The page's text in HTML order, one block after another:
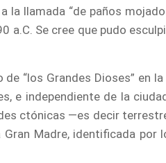
la llamada “de paños
a.C. Se cree que pudo
“los Grandes Dioses” en
e independiente de la
ctónicas ―es decir
Madre, identificada por